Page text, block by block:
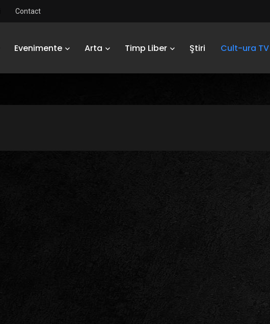
Contact
Evenimente Arta Timp Liber Ştiri Cult-ura TV